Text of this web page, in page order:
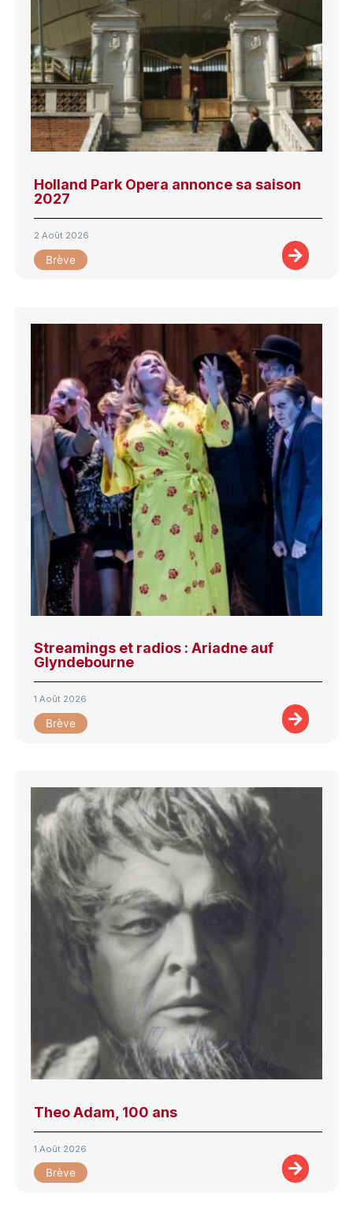
Holland Park Opera annonce sa saison
2027
2 Août 2026
Brève
Streamings et radios : Ariadne auf
Glyndebourne
1 Août 2026
Brève
Theo Adam, 100 ans
1 Août 2026
Brève